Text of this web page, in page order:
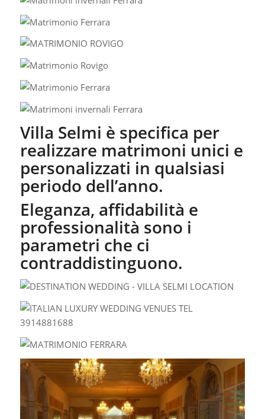
Villa Selmi è specifica per
realizzare matrimoni unici e
personalizzati in qualsiasi
periodo dell’anno.
Eleganza, affidabilità e
professionalità sono i
parametri che ci
contraddistinguono.